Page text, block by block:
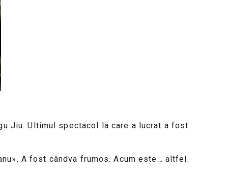
Jiu. Ultimul spectacol la care a lucrat a fost
A fost cândva frumos. Acum este… altfel.